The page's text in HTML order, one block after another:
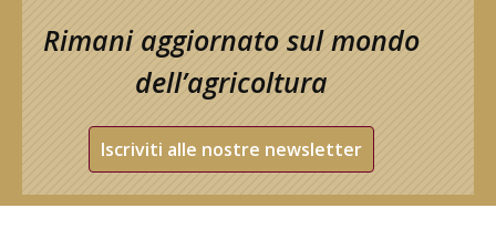
Rimani aggiornato sul mondo
dell’agricoltura
Iscriviti alle nostre newsletter